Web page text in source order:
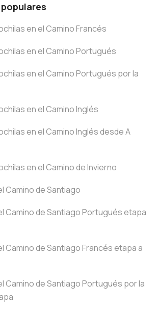
en el Camino Francés
en el Camino Portugués
en el Camino Portugués por la
en el Camino Inglés
en el Camino Inglés desde A
en el Camino de Invierno
Camino de Santiago
Camino de Santiago Portugués etapa
Camino de Santiago Francés etapa a
Camino de Santiago Portugués por la